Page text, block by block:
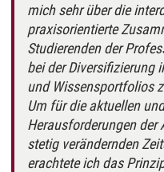
mich sehr über die
praxisorientierte
Studierenden der
bei der Diversifizierung
und Wissensportfolios
Um für die aktuellen
Herausforderungen der
stetig verändernden
erachtete ich das